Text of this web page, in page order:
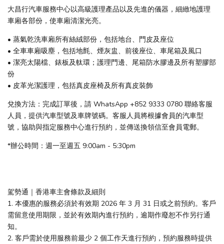
大昌行汽車服務中心以高級護理產品以及先進的儀器，細緻地護理
車廂各部份，使車廂清潔光亮。
• 蒸氣乾洗車廂所有絲絨部份，包括地台、門皮及座位
• 全車車廂吸塵，包括地氈、煙灰盅、前後座位、車尾箱及風口
• 潔亮太陽檔、錶板及軚環；護理門邊、尾箱防水膠邊及所有塑膠部
份
• 皮革光潔護理，包括真皮座椅及所有真皮裝飾
兌換方法：完成訂單後，請 WhatsApp +852 9333 0780 聯絡客服
人員，提供汽車型號及車牌號碼。客服人員將根據會員的汽車型
號，協助與指定服務中心進行預約，並傳送換領信至會員電郵。
*辦公時間：週一至週五 9:00am - 5:30pm
駕勢通｜香港車主會條款及細則
1. 本優惠的服務必須於有效期 2026 年 3 月 31 日或之前預約。客戶
需留意使用期限，並於有效期內進行預約，逾期作廢恕不作另行通
知。
2. 客戶需於使用服務前最少 2 個工作天進行預約，預約服務時提供